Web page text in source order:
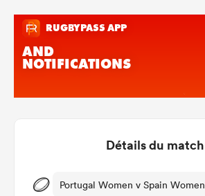
Détails du match
Portugal Women v Spain Women